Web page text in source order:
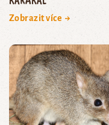
Zobrazit více →